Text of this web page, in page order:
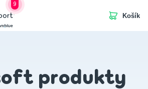
9
pozícií
Košík
produkty